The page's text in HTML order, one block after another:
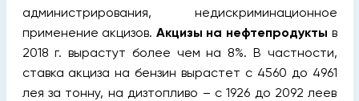
администрирования, недискриминационное
применение акцизов. Акцизы на нефтепродукты в
2018 г. вырастут более чем на 8%. В частности,
ставка акциза на бензин вырастет с 4560 до 4961
лея за тонну, на дизтопливо – с 1926 до 2092 леев